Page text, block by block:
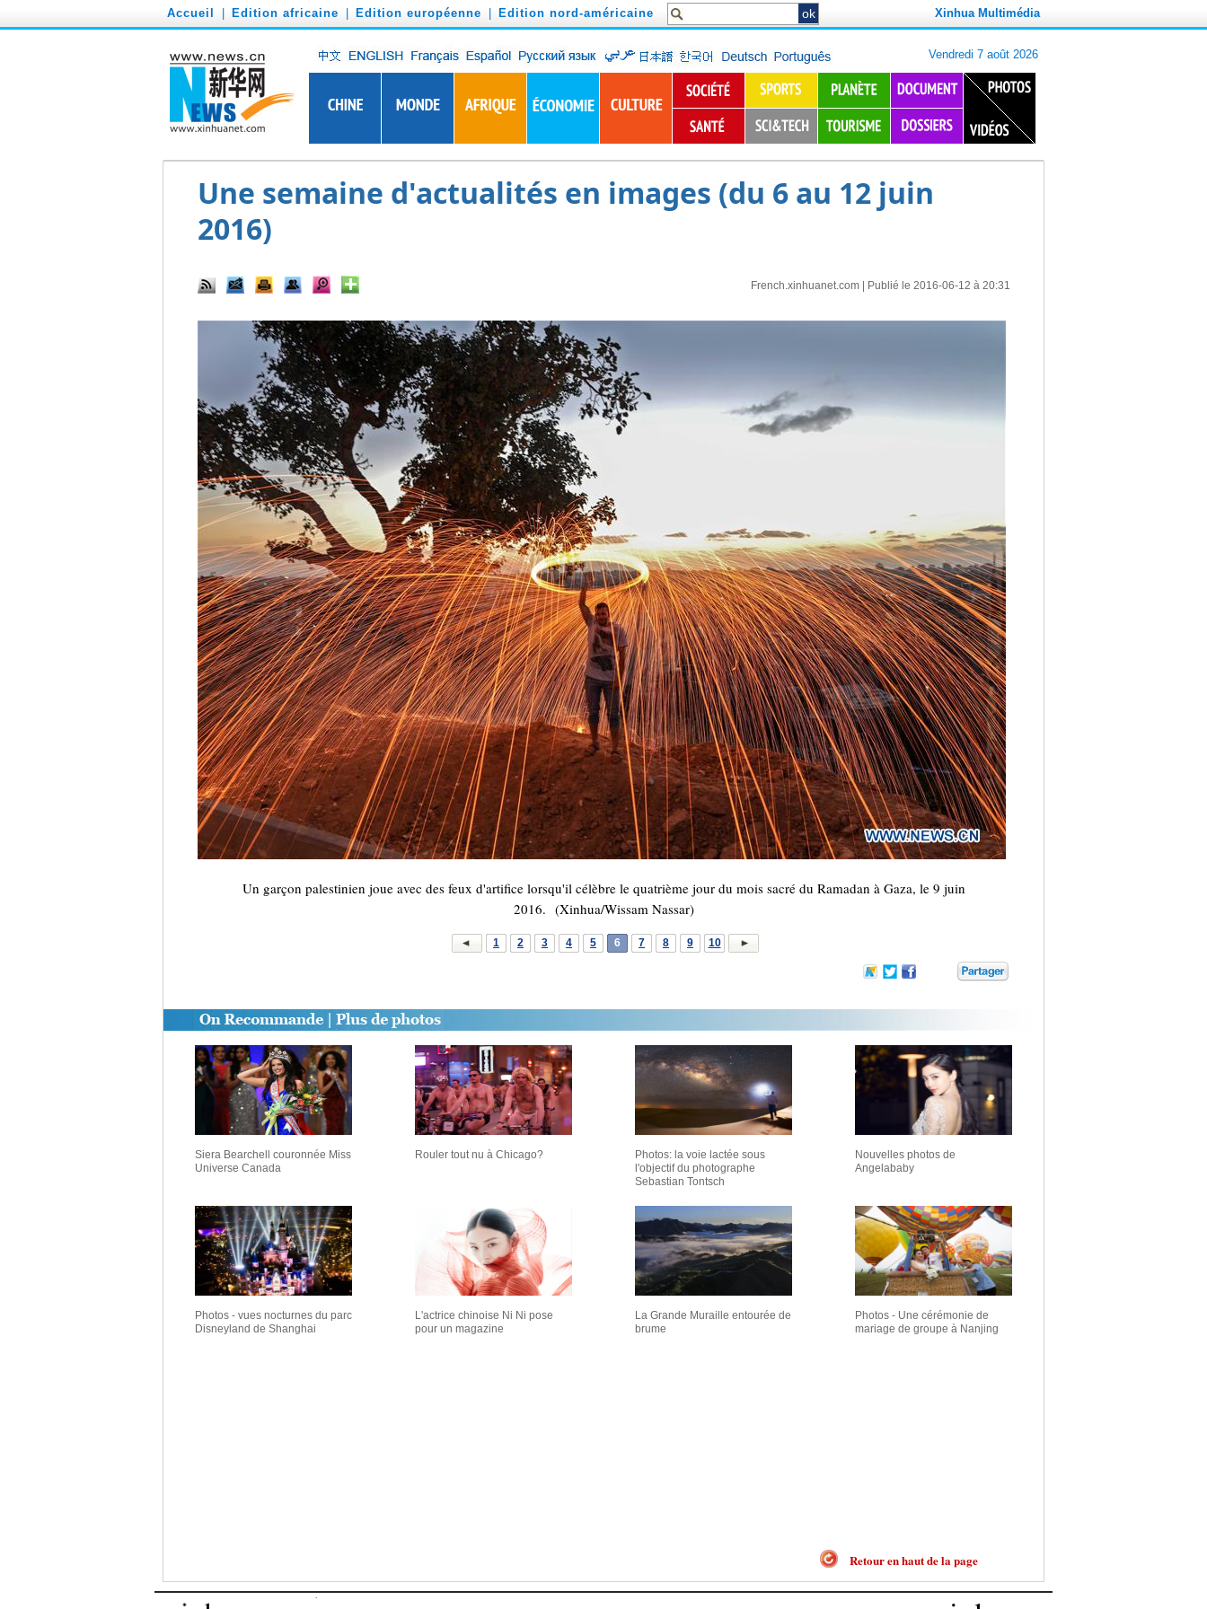
Accueil Edition africaine Edition européenne Edition nord-américaine Xinhua Multimédia
Une semaine d'actualités en images (du 6 au 12 juin
2016)
French.xinhuanet.com| Publié le 2016-06-12 à 20:31
Un garçon palestinien joue avec des feux d'artifice lorsqu'il célèbre le quatrième jour du mois sacré du Ramadan à Gaza, le 9 juin
2016. (Xinhua/Wissam Nassar)
1 2 3 4 5 6 7 8 9 10
Siera Bearchell couronnée Miss
Universe Canada
Rouler tout nu à Chicago?
Photos: la voie lactée sous
l'objectif du photographe
Sebastian Tontsch
Nouvelles photos de
Angelababy
Photos - vues nocturnes du parc
Disneyland de Shanghai
L'actrice chinoise Ni Ni pose
pour un magazine
La Grande Muraille entourée de
brume
Photos - Une cérémonie de
mariage de groupe à Nanjing
Retour en haut de la page